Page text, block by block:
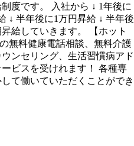
度です。 入社から ↓ 1年後に
↓ 半年後に1万円昇給 ↓ 半年後
給していきます。 【ホット
無料健康電話相談、無料介護
ンセリング、生活習慣病アド
ビスを受けれます！ 各種専
て働いていただくことができ